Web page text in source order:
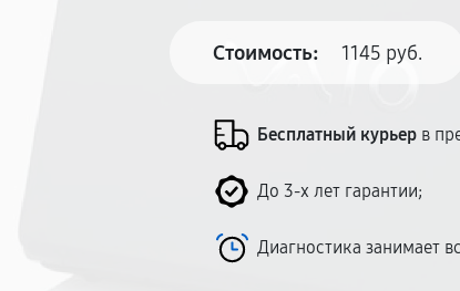
Стоимость: 1145 руб.
Бесплатный курьер в
До 3-х лет гарантии;
Диагностика занимает